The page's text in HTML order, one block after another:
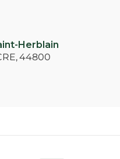
Herblain
44800